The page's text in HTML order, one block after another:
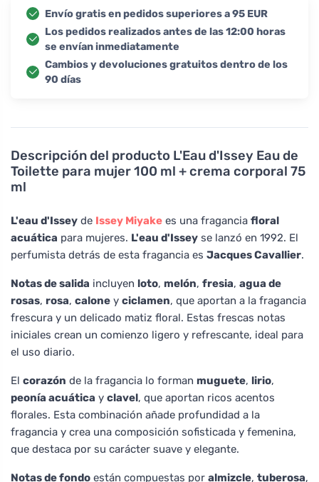
Descripción del producto L'Eau d'Issey Eau de
Toilette para mujer 100 ml + crema corporal 75
ml
L'eau d'Issey de Issey Miyake es una fragancia floral
acuática para mujeres. L'eau d'Issey se lanzó en 1992. El
perfumista detrás de esta fragancia es Jacques Cavallier.
Notas de salida incluyen loto, melón, fresia, agua de
rosas, rosa, calone y ciclamen, que aportan a la fragancia
frescura y un delicado matiz floral. Estas frescas notas
iniciales crean un comienzo ligero y refrescante, ideal para
el uso diario.
El corazón de la fragancia lo forman muguete, lirio,
peonía acuática y clavel, que aportan ricos acentos
florales. Esta combinación añade profundidad a la
fragancia y crea una composición sofisticada y femenina,
que destaca por su carácter suave y elegante.
Notas de fondo están compuestas por almizcle, tuberosa,
Envío gratis en pedidos superiores a 95 EUR
Los pedidos realizados antes de las 12:00 horas
se envían inmediatamente
Cambios y devoluciones gratuitos dentro de los
90 días